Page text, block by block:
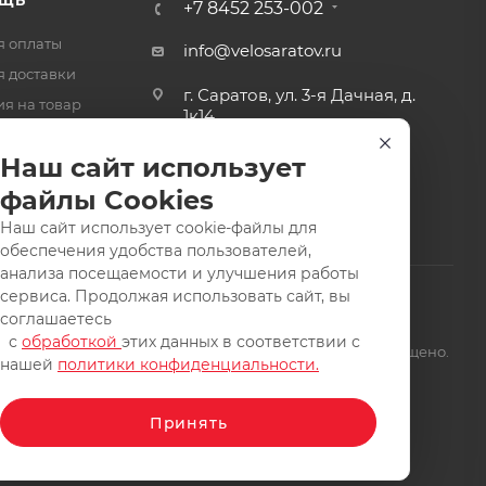
оплаты
доставки
на товар
+7 8452 253-002
info@velosaratov.ru
г. Саратов, ул. 3-я Дачная, д.
1к14
Заимствование материалов и фотографий запрещено.
Наш сайт использует
файлы Cookies
Наш сайт использует cookie-файлы для
обеспечения удобства пользователей,
анализа посещаемости и улучшения работы
сервиса. Продолжая использовать сайт, вы
соглашаетесь
с обработкой этих данных в соответствии с
нашей политики конфиденциальности.
Принять